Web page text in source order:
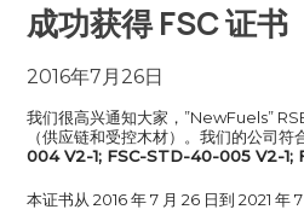
成功获得 FSC 证书
2016年7月26日
我们很高兴通知大家，”NewFuels”
（供应链和受控木材）。我们的公司符
004 V2-1; FSC-STD-40-005 V2-1;
本证书从 2016 年 7 月 26 日到 2021 年 7